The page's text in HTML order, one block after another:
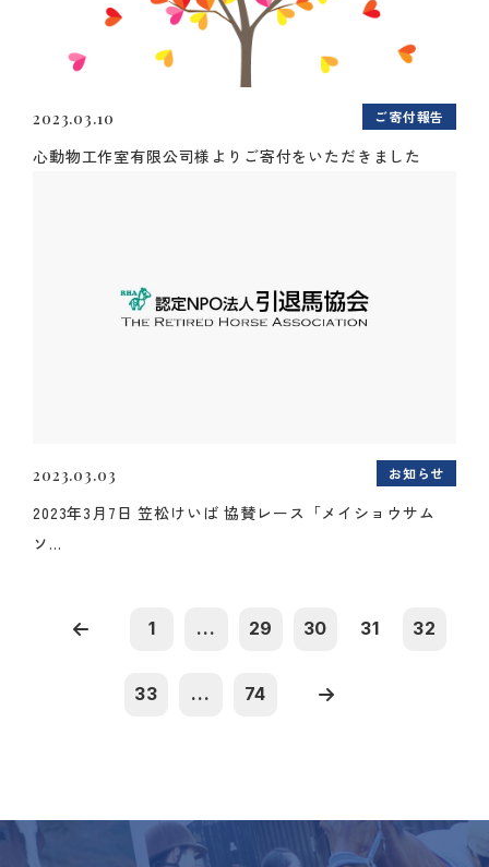
2023.03.10 ご寄付報告
心動物工作室有限公司様よりご寄付をいただきました
2023.03.03 お知らせ
2023年3月7日 笠松けいば 協賛レース「メイショウサム
ソ...
1 ... 29 30 31 32
33 ... 74